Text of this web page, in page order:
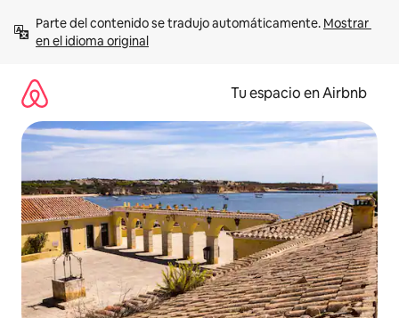
contenido
Parte del contenido se tradujo automáticamente. Mostrar
en el idioma original
Tu espacio en Airbnb